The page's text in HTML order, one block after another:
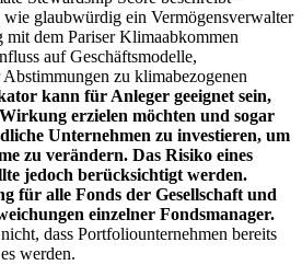
glaubwürdig ein Vermögensverwalter
dem Pariser Klimaabkommen
auf Geschäftsmodelle,
zu klimabezogenen
kann für Anleger geeignet sein,
erzielen möchten und sogar
Unternehmen zu investieren, um
zu verändern. Das Risiko eines
jedoch berücksichtigt werden.
für alle Fonds der Gesellschaft und
einzelner Fondsmanager.
dass Portfoliounternehmen bereits
werden.